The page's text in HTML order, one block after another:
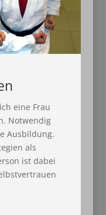
eine Frau
Notwendig
Ausbildung.
als
ist dabei